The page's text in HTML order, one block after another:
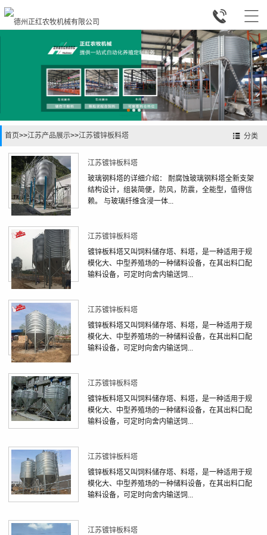


分类
首页>>江苏产品展示>>江苏镀锌板料塔
江苏镀锌板料塔
玻璃钢料塔的详细介绍： 耐腐蚀玻璃钢料塔全新支架
结构设计，组装简便，防风，防震，全能型，值得信
赖。 与玻璃纤维含浸一体...
江苏镀锌板料塔
镀锌板料塔又叫饲料储存塔、料塔，是一种适用于规
模化大、中型养殖场的一种储料设备，在其出料口配
输料设备，可定时向舍内输送饲...
江苏镀锌板料塔
镀锌板料塔又叫饲料储存塔、料塔，是一种适用于规
模化大、中型养殖场的一种储料设备，在其出料口配
输料设备，可定时向舍内输送饲...
江苏镀锌板料塔
镀锌板料塔又叫饲料储存塔、料塔，是一种适用于规
模化大、中型养殖场的一种储料设备，在其出料口配
输料设备，可定时向舍内输送饲...
江苏镀锌板料塔
镀锌板料塔又叫饲料储存塔、料塔，是一种适用于规
模化大、中型养殖场的一种储料设备，在其出料口配
输料设备，可定时向舍内输送饲...
江苏镀锌板料塔